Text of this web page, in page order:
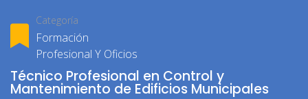
Categoría
Formación
Profesional Y Oficios
Técnico Profesional en Control y
Mantenimiento de Edificios Municipales